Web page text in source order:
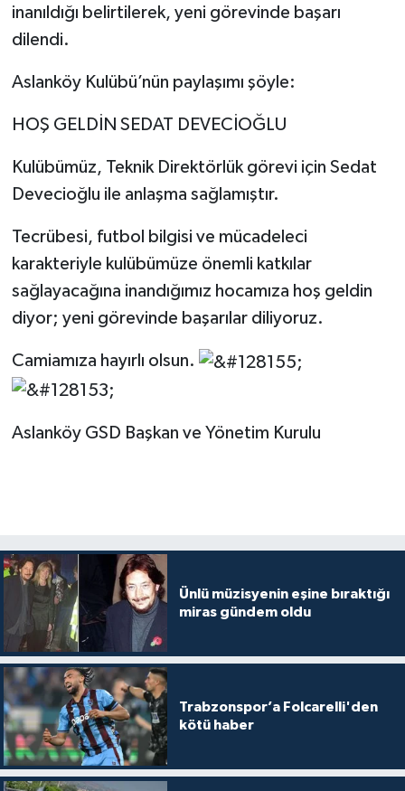
inanıldığı belirtilerek, yeni görevinde başarı
dilendi.
Aslanköy Kulübü’nün paylaşımı şöyle:
HOŞ GELDİN SEDAT DEVECİOĞLU
Kulübümüz, Teknik Direktörlük görevi için Sedat
Devecioğlu ile anlaşma sağlamıştır.
Tecrübesi, futbol bilgisi ve mücadeleci
karakteriyle kulübümüze önemli katkılar
sağlayacağına inandığımız hocamıza hoş geldin
diyor; yeni görevinde başarılar diliyoruz.
Camiamıza hayırlı olsun.
Aslanköy GSD Başkan ve Yönetim Kurulu
Ünlü müzisyenin eşine bıraktığı
miras gündem oldu
Trabzonspor’a Folcarelli'den
kötü haber